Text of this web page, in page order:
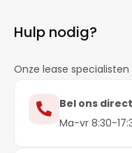
Hulp nodig?
Onze lease
Bel ons direct
Ma-vr 8:30-